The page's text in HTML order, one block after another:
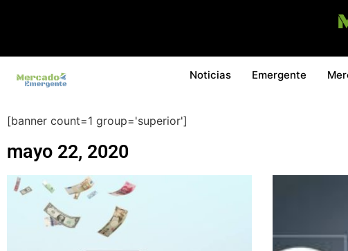
Noticias Emergente
[banner count=1 group='superior']
mayo 22, 2020